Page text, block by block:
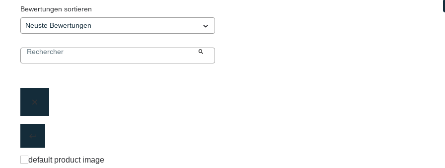
Bewertungen sortieren